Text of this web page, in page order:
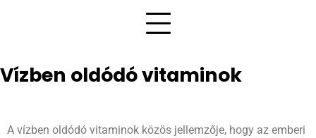
Vízben oldódó vitaminok
A vízben oldódó vitaminok közös jellemzője, hogy az emberi